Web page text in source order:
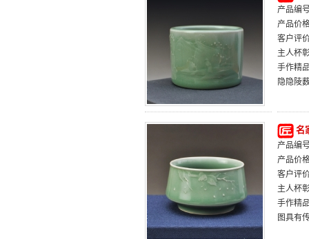
产品编
产品价
客户评
主人杯
手作精
隐隐陵
名
产品编
产品价
客户评
主人杯
手作精
图具有